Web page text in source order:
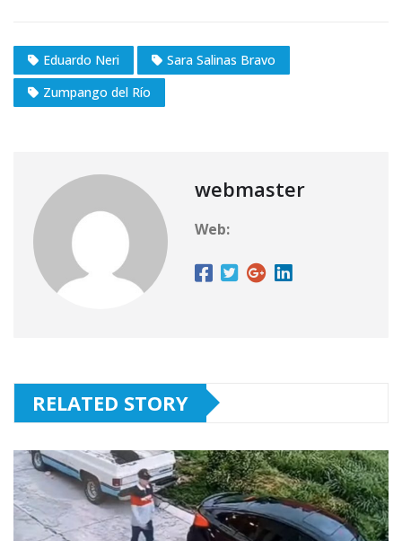
Eduardo Neri
Sara Salinas Bravo
Zumpango del Río
webmaster
Web:
RELATED STORY